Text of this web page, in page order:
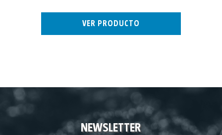
VER PRODUCTO
NEWSLETTER